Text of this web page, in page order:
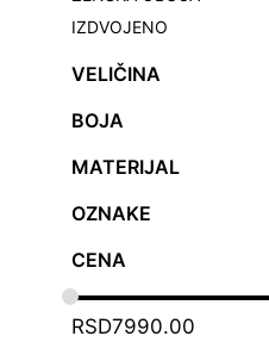
IZDVOJENO
VELIČINA
BOJA
MATERIJAL
OZNAKE
CENA
RSD7990.00